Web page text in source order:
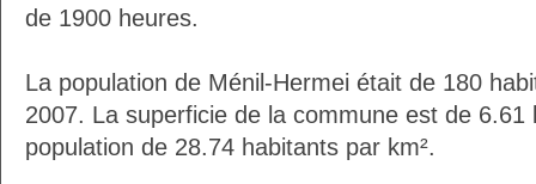
de 1900 heures.
La population de Ménil-Hermei était de 180
2007. La superficie de la commune est de 6.61
population de 28.74 habitants par km².